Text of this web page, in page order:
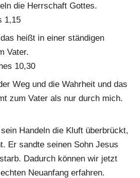
die Herrschaft Gottes.
1,15
heißt in einer ständigen
Vater.
10,30
Weg und die Wahrheit und das
zum Vater als nur durch mich.
Handeln die Kluft überbrückt,
Er sandte seinen Sohn Jesus
Dadurch können wir jetzt
Neuanfang erfahren.